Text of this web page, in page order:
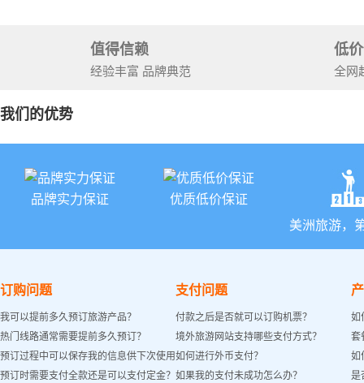
值得信赖
经验丰富 品牌典范
低
全网
我们的优势
品牌实力保证
优质低价保证
美洲旅游，
订购问题
我可以提前多久预订旅游产品？
热门线路通常需要提前多久预订？
预订过程中可以保存我的信息供下次使用
吗？
预订时需要支付全款还是可以支付定金？
支付问题
付款之后是否就可以订购机票？
境外旅游网站支持哪些支付方式？
如何进行外币支付？
如果我的支付未成功怎么办？
如
套
如
是